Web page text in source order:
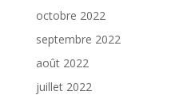
octobre 2022
septembre 2022
août 2022
juillet 2022